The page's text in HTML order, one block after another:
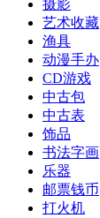
摄影
艺术收藏
渔具
动漫手办
CD游戏
中古包
中古表
饰品
书法字画
乐器
邮票钱币
打火机